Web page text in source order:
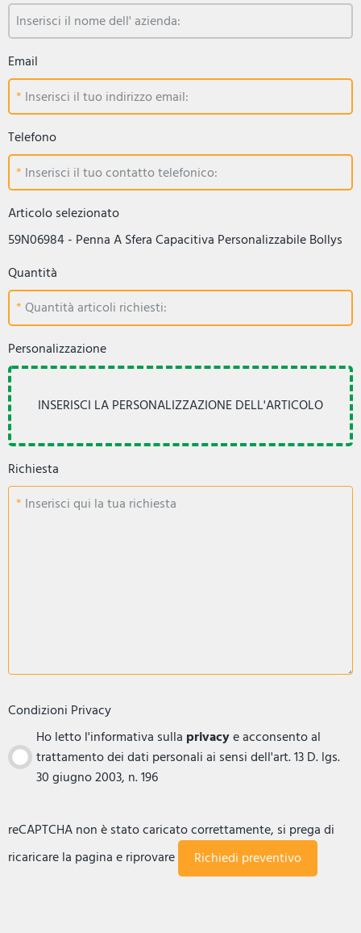
Inserisci il nome dell' azienda:
Email
Inserisci il tuo indirizzo email:
Telefono
Inserisci il tuo contatto telefonico:
Articolo selezionato
59N06984 - Penna A Sfera Capacitiva Personalizzabile Bollys
Quantità
Quantità articoli richiesti:
Personalizzazione
Richiesta
Inserisci qui la tua richiesta
Condizioni Privacy
Ho letto l'informativa sulla privacye acconsento al
trattamento dei dati personali ai sensi dell'art. 13 D. lgs.
30 giugno 2003, n. 196
reCAPTCHA non è stato caricato correttamente, si prega di
ricaricare la pagina e riprovare